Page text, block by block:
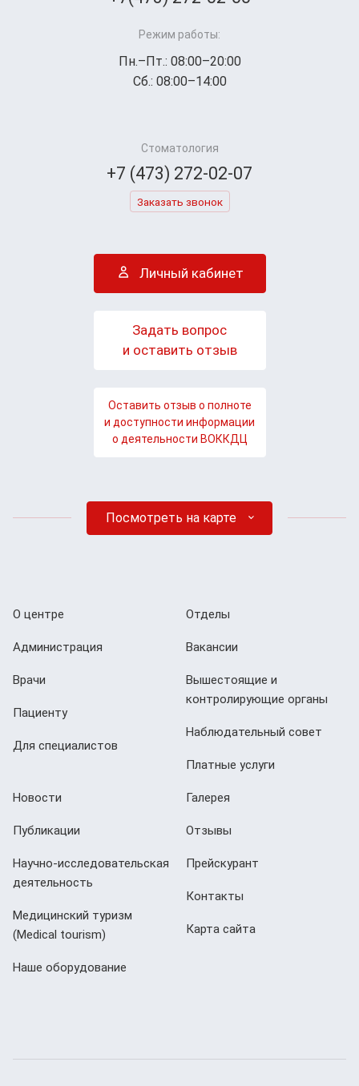
Режим работы:
Пн.–Пт.: 08:00–20:00
Сб.: 08:00–14:00
Стоматология
+7 (473) 272-02-07
Заказать звонок
Личный кабинет
Задать вопрос
и оставить отзыв
Оставить отзыв о полноте
и доступности информации
о деятельности ВОККДЦ
Посмотреть на карте
О центре
Администрация
Врачи
Пациенту
Для специалистов
Отделы
Вакансии
Вышестоящие и
контролирующие органы
Наблюдательный совет
Платные услуги
Новости
Публикации
Научно-исследовательская
деятельность
Медицинский туризм
(Мedical tourism)
Наше оборудование
Галерея
Отзывы
Прейскурант
Контакты
Карта сайта